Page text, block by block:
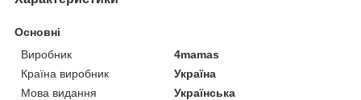
Основні
Виробник
4mamas
Країна виробник
Україна
Мова видання
Українська